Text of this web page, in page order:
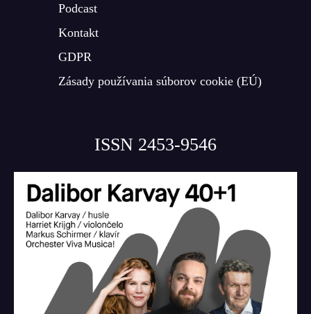
Podcast
Kontakt
GDPR
Zásady používania súborov cookie (EÚ)
ISSN 2453-9546